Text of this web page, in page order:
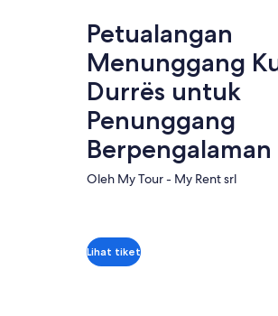
Petualangan
Menunggang
Durrës untuk
Penunggang
Berpengalaman
Oleh My Tour - My Rent srl
Lihat tiket